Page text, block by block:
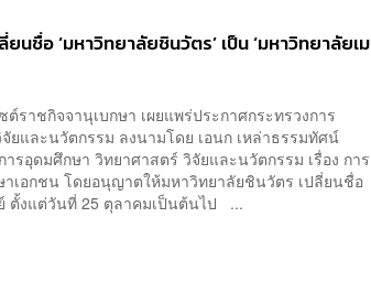
ยนชื่อ ‘มหาวิทยาลัยชินวัตร’ เป็น ‘มหาวิทยาลัยเม
ราชกิจจานุเบกษา เผยแพร่ประกาศกระทรวงการ
ยและนวัตกรรม ลงนามโดย เอนก เหล่าธรรมทัศน์
รอุดมศึกษา วิทยาศาสตร์ วิจัยและนวัตกรรม เรื่อง การ
เอกชน โดยอนุญาตให้มหาวิทยาลัยชินวัตร เปลี่ยนชื่อ
ตั้งแต่วันที่ 25 ตุลาคมเป็นต้นไป ...